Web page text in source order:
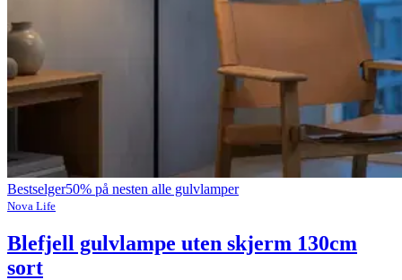
Bestselger50% på nesten alle gulvlamper
Nova Life
Blefjell gulvlampe uten skjerm 130cm
sort